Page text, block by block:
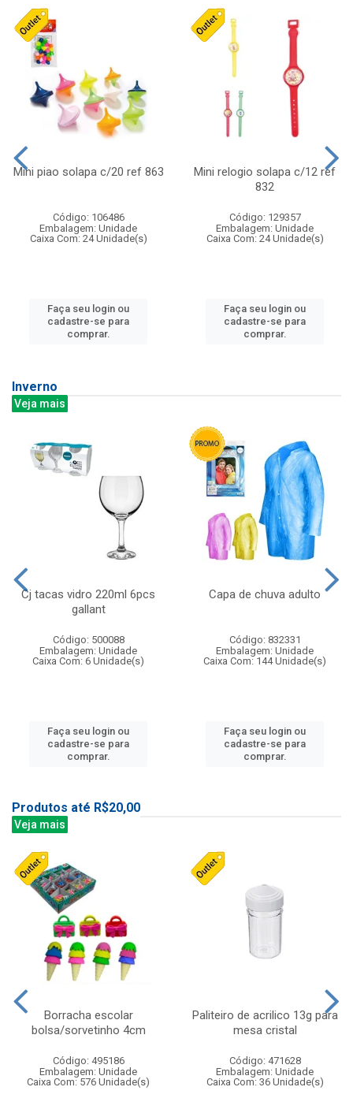
Mini piao solapa c/20 ref 863
Código: 106486
Embalagem: Unidade
Caixa Com: 24 Unidade(s)
Faça seu login ou
cadastre-se para
comprar.
Mini relogio solapa c/12 ref
832
Código: 129357
Embalagem: Unidade
Caixa Com: 24 Unidade(s)
Faça seu login ou
cadastre-se para
comprar.
Inverno
Veja mais
Cj tacas vidro 220ml 6pcs
gallant
Código: 500088
Embalagem: Unidade
Caixa Com: 6 Unidade(s)
Faça seu login ou
cadastre-se para
comprar.
Capa de chuva adulto
Código: 832331
Embalagem: Unidade
Caixa Com: 144 Unidade(s)
Faça seu login ou
cadastre-se para
comprar.
Produtos até R$20,00
Veja mais
Borracha escolar
bolsa/sorvetinho 4cm
Código: 495186
Embalagem: Unidade
Caixa Com: 576 Unidade(s)
Paliteiro de acrilico 13g para
mesa cristal
Código: 471628
Embalagem: Unidade
Caixa Com: 36 Unidade(s)